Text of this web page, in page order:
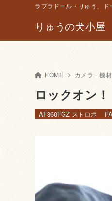
りゅうの犬小屋
ラブラドール・りゅう、
HOME カメラ・機材
ロックオン！
AF360FGZ ストロボ